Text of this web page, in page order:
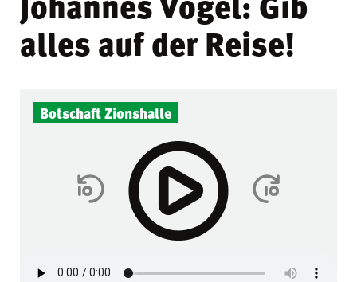
alles auf der Reise!
Botschaft Zionshalle